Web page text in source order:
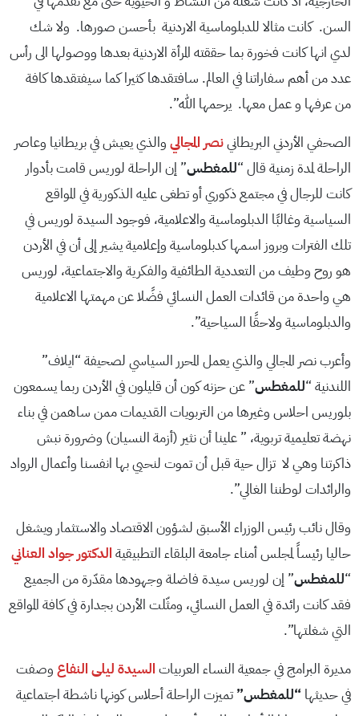
السن. كانت مثالا للدبلوماسية الاردنية بأحسن صورها. ولا شك
لدي انها كانت فخورة بما حققته المرأة الاردنية بعدها ووصولها الى رأس
عدد من أهم سفاراتنا في العالم. سافتقدها كثيرا كما سيفتقدها كافة
من عرفها و عمل معها. يرحمها الله”.
الصحفي الأردني البريطانينصر المجالي والذي يعيش في بريطانيا وعاصر
الراحلة لمدة زمنية قال “للمغطس” إن الراحلة لوريس قامت بأدوار
كانت للرجال في مجتمع ذكوري أو تطغى عليه الذكورية في المواقع
السياسية وغالبًا الدبلوماسية والاعلامية، فوجود السيدة لوريس في
تلك الفترات وبروز اسمها كدبلوماسية وإعلامية يشير إلى أن في الأردن
هو روح وطيف من التعددية الطائفية والفكرية والاجتماعية، لوريس
هي واحدة من قائدات العمل النسائي فضًلا عن مهمتها الاعلامية
والدبلوماسية ولاحقًا السياحية”.
وأعرب نصر المجالي والذي يعمل المحرر السياسي لصحيفة “ايلاف”
اللندنية “للمغطس” عن حزنه كون أن قليلون في الأردن ربما يسمعون
بلوريس احلاس وغيرها من التربويات القديمات ممن ساهمن في بناء
نهضة تعليمية تربوية، ” علينا أن نثير (أزمة النسيان) وضرورة نبش
ذاكرتنا وهي لا تزال حية قبل أن تموت لنحيي بها انفسنا وأعمال الرواد
والرائدات لوطننا الغالي”.
وقال نائب رئيس الوزراء الأسبق لشؤون الاقتصاد والاستثمار ويشغل
حاليا رئيساً لمجلس أمناء جامعة البلقاء التطبيقية الدكتور جواد العناني
“للمغطس” إن لوريس سيدة فاضلة وجهودها مقدّرة من الجميع
فقد كانت رائدة في العمل النسائي، ومثّلت الأردن بجدارة في كافة المواقع
التي شغلتها”.
مديرة البرامج في جمعية النساء العربيات السيدة ليلى النفاع وصفت
في حديثها “للمغطس” تميزت الراحلة أحلاس كونها ناشطة اجتماعية